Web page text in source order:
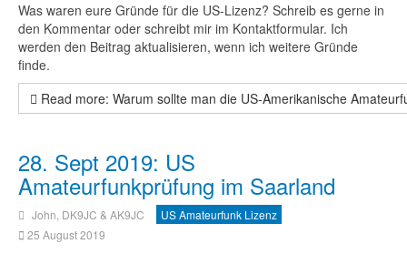
Was waren eure Gründe für die US-Lizenz? Schreib es gerne in
den Kommentar oder schreibt mir im Kontaktformular. Ich
werden den Beitrag aktualisieren, wenn ich weitere Gründe
finde.
Read more: Warum sollte man die US-Amerikanische
28. Sept 2019: US
Amateurfunkprüfung im Saarland
John, DK9JC & AK9JC
US Amateurfunk Lizenz
25 August 2019